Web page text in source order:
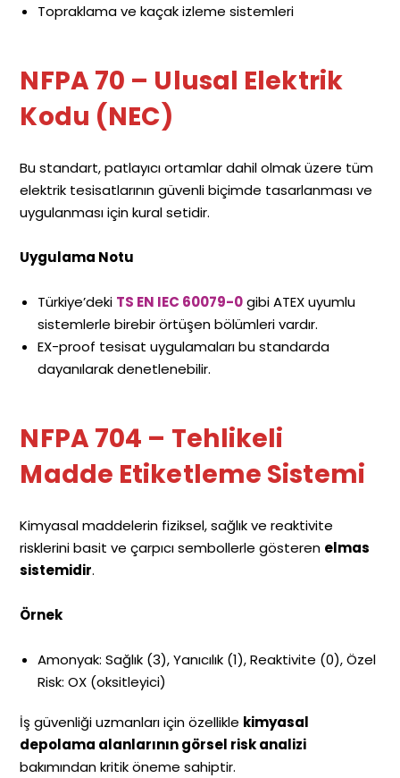
Topraklama ve kaçak izleme sistemleri
NFPA70 – Ulusal Elektrik
Kodu (NEC)
Bu standart, patlayıcı ortamlar dahil olmak üzere tüm
elektrik tesisatlarının güvenli biçimde tasarlanması ve
uygulanması için kural setidir.
Uygulama Notu
Türkiye’deki TS EN IEC 60079-0gibi ATEX uyumlu
sistemlerle birebir örtüşen bölümleri vardır.
EX-proof tesisat uygulamaları bu standarda
dayanılarak denetlenebilir.
NFPA704 – Tehlikeli
Madde Etiketleme Sistemi
Kimyasal maddelerin fiziksel, sağlık ve reaktivite
risklerini basit ve çarpıcı sembollerle gösteren elmas
sistemidir.
Örnek
Amonyak: Sağlık (3), Yanıcılık (1), Reaktivite (0), Özel
Risk: OX (oksitleyici)
İş güvenliği uzmanları için özellikle kimyasal
depolama alanlarının görsel risk analizi
bakımından kritik öneme sahiptir.